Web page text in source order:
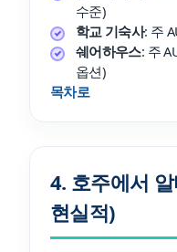
수준)
학교 기숙사: 주
쉐어하우스: 주
옵션)
목차로
4. 호주에서
현실적)